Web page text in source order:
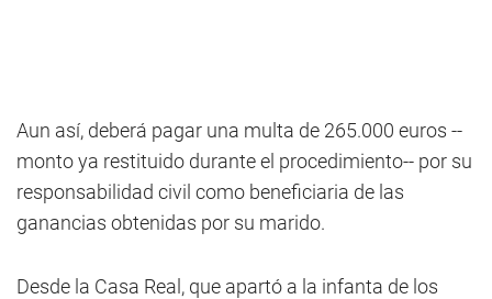
Aun así, deberá pagar una multa de 265.000 euros --
monto ya restituido durante el procedimiento-- por su
responsabilidad civil como beneficiaria de las
ganancias obtenidas por su marido.
Desde la Casa Real, que apartó a la infanta de los